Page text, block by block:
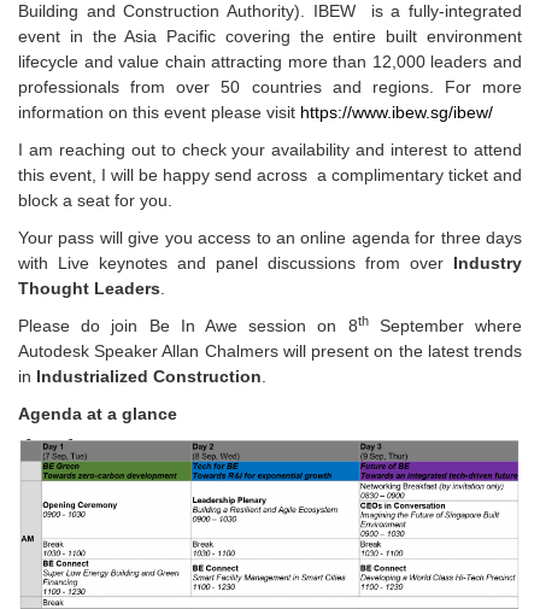
Building and Construction Authority). IBEW is a fully-integrated
event in the Asia Pacific covering the entire built environment
lifecycle and value chain attracting more than 12,000 leaders and
professionals from over 50 countries and regions. For more
information on this event please visit https://www.ibew.sg/ibew/
I am reaching out to check your availability and interest to attend
this event, I will be happy send across a complimentary ticket and
block a seat for you.
Your pass will give you access to an online agenda for three days
with Live keynotes and panel discussions from over Industry
Thought Leaders
Please do join Be In Awe session on 8thSeptember where
Autodesk Speaker Allan Chalmers will present on the latest trends
in Industrialized Construction
Agenda at a glance